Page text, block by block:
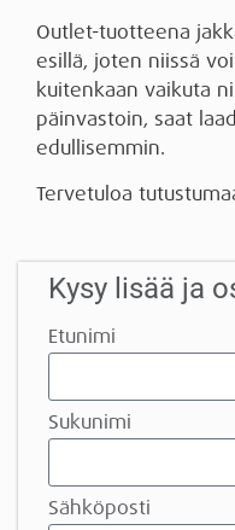
Outlet-tuotteena
esillä, joten niissä
kuitenkaan vaikuta
päinvastoin, saat
edullisemmin.
Tervetuloa
Kysy lisää ja
Etunimi
Sukunimi
Sähköposti